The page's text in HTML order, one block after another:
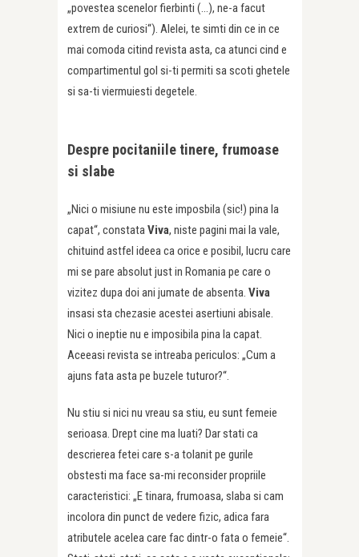
„povestea scenelor fierbinti (…), ne-a facut
extrem de curiosi“). Alelei, te simti din ce in ce
mai comoda citind revista asta, ca atunci cind e
compartimentul gol si-ti permiti sa scoti ghetele
si sa-ti viermuiesti degetele.
Despre pocitaniile tinere, frumoase
si slabe
„Nici o misiune nu este imposbila (sic!) pina la
capat“, constataViva, niste pagini mai la vale,
chituind astfel ideea ca orice e posibil, lucru care
mi se pare absolut just in Romania pe care o
vizitez dupa doi ani jumate de absenta. Viva
insasi sta chezasie acestei asertiuni abisale.
Nici o ineptie nu e imposibila pina la capat.
Aceeasi revista se intreaba periculos: „Cum a
ajuns fata asta pe buzele tuturor?“.
Nu stiu si nici nu vreau sa stiu, eu sunt femeie
serioasa. Drept cine ma luati? Dar stati ca
descrierea fetei care s-a tolanit pe gurile
obstesti ma face sa-mi reconsider propriile
caracteristici: „E tinara, frumoasa, slaba si cam
incolora din punct de vedere fizic, adica fara
atributele acelea care fac dintr-o fata o femeie“.